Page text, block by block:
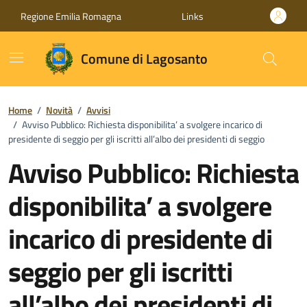
Regione Emilia Romagna Links
Comune di Lagosanto
Home / Novità / Avvisi
/ Avviso Pubblico: Richiesta disponibilita’ a svolgere incarico di
presidente di seggio per gli iscritti all’albo dei presidenti di seggio
Avviso Pubblico: Richiesta
disponibilita’ a svolgere
incarico di presidente di
seggio per gli iscritti